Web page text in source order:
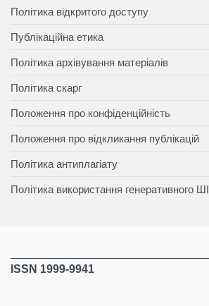
Політика відкритого доступу
Публікаційна етика
Політика архівування матеріалів
Політика скарг
Положення про конфіденційність
Положення про відкликання публікацій
Політика антиплагіату
Політика використання генеративного ШІ
ISSN 1999-9941